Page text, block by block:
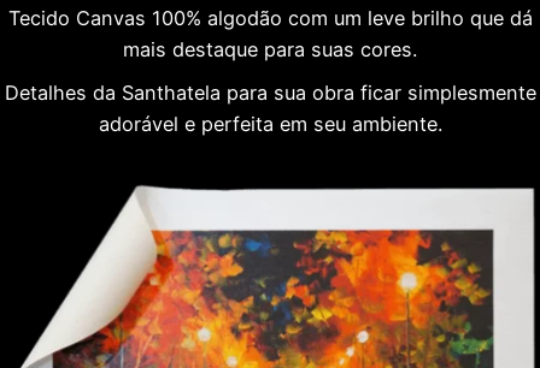
Tecido Canvas 100% algodão com um leve brilho que dá
mais destaque para suas cores.
Detalhes da Santhatela para sua obra ficar simplesmente
adorável e perfeita em seu ambiente.